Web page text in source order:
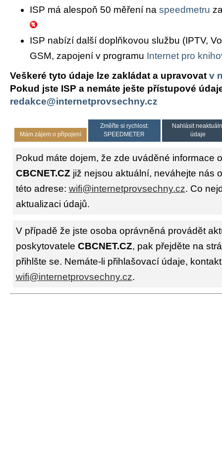
ISP má alespoň 50 měření na speedmetru
ISP nabízí další doplňkovou službu (IPTV,
GSM, zapojení v programu Internet pro
Veškeré tyto údaje lze zakládat a upravovat v
Pokud jste ISP a nemáte ješte přístupové
redakce@internetprovsechny.cz
Mám zájem o připojení
Změřte si rychlost:
SPEEDMETER
Nahlásit
údaje
Pokud máte dojem, že zde uváděné informace
CBCNET.CZ již nejsou aktuální, neváhejte nás
této adrese: wifi@internetprovsechny.cz. Co
aktualizaci údajů.
V případě že jste osoba oprávněná provádět
poskytovatele CBCNET.CZ, pak přejděte na
přihlšte se. Nemáte-li přihlašovací údaje,
wifi@internetprovsechny.cz.